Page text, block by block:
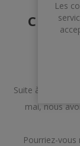
Suite à un
mai, nous
Pourriez-vous
Les